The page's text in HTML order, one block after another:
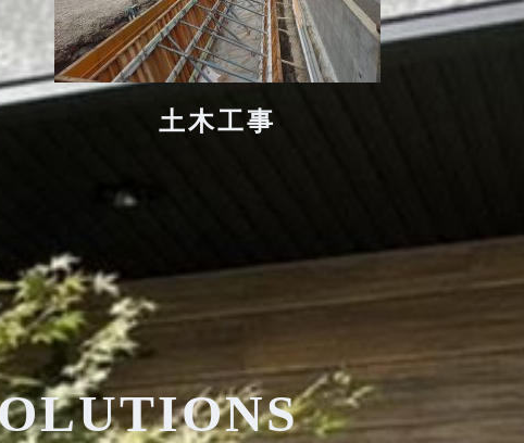
土木工事